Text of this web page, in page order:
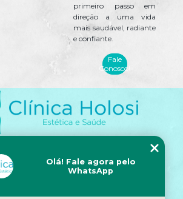
primeiro passo em
direção a uma vida
mais saudável, radiante
e confiante.
Fale
Conosco!
Siga-nos!
Olá! Fale agora pelo
WhatsApp